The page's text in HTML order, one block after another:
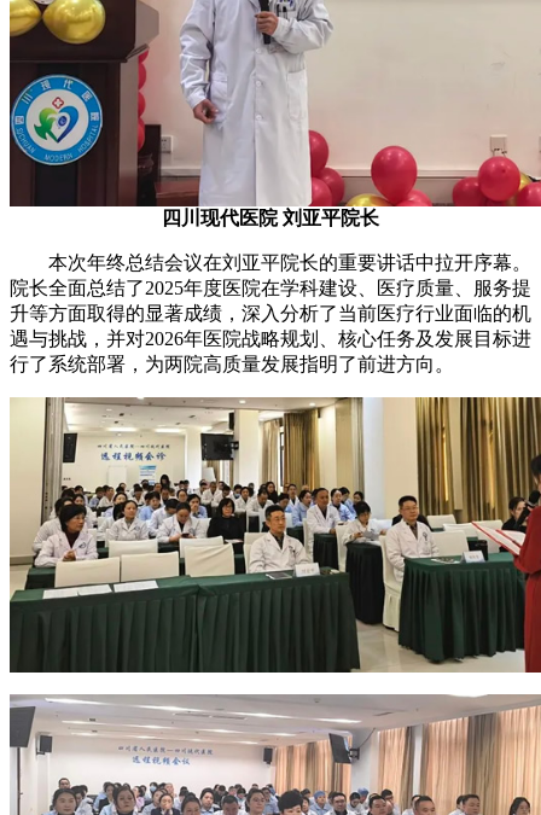
四川现代医院 刘亚平院长
本次年终总结会议在刘亚平院长的重要讲话中拉开序幕。
院长全面总结了2025年度医院在学科建设、医疗质量、服务提
升等方面取得的显著成绩，深入分析了当前医疗行业面临的机
遇与挑战，并对2026年医院战略规划、核心任务及发展目标进
行了系统部署，为两院高质量发展指明了前进方向。